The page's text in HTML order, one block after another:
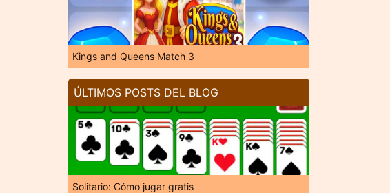
Kings and Queens Match 3
ÚLTIMOS POSTS DEL BLOG
Solitario: Cómo jugar gratis